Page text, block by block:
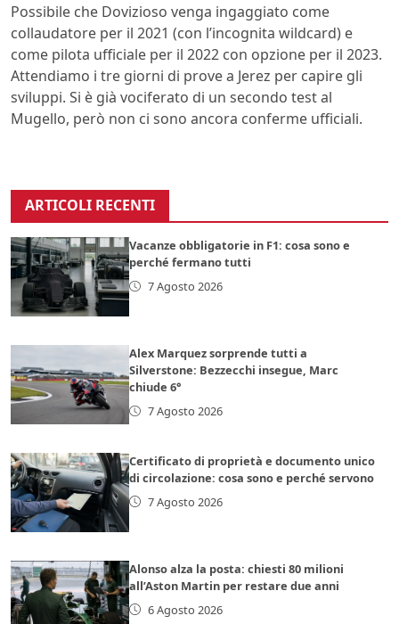
Possibile che Dovizioso venga ingaggiato come
collaudatore per il 2021 (con l’incognita wildcard) e
come pilota ufficiale per il 2022 con opzione per il 2023.
Attendiamo i tre giorni di prove a Jerez per capire gli
sviluppi. Si è già vociferato di un secondo test al
Mugello, però non ci sono ancora conferme ufficiali.
ARTICOLI RECENTI
Vacanze obbligatorie in F1: cosa sono e
perché fermano tutti
7 Agosto 2026
Alex Marquez sorprende tutti a
Silverstone: Bezzecchi insegue, Marc
chiude 6°
7 Agosto 2026
Certificato di proprietà e documento unico
di circolazione: cosa sono e perché servono
7 Agosto 2026
Alonso alza la posta: chiesti 80 milioni
all’Aston Martin per restare due anni
6 Agosto 2026